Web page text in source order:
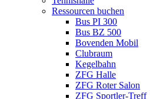
Ressourcen buchen
Bus PI 300
Bus BZ 500
Bovenden Mobil
Clubraum
Kegelbahn
ZFG Halle
ZFG Roter Salon
ZFG Sportler-Treff